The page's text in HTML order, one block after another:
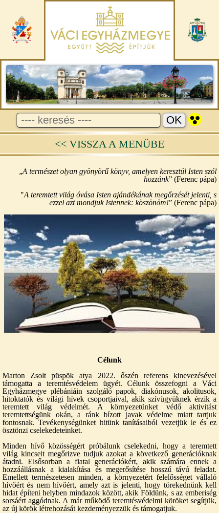
<< VISSZA A MENÜBE
„A természet olyan gyönyörű könyv, amelyen keresztül Isten szól
hozzánk” (Ferenc pápa)
"A teremtett világ óvása Isten ajándékának megőrzését jelenti, s
ezzel azt mondjuk Istennek: köszönöm!” (Ferenc pápa)
Célunk
Marton Zsolt püspök atya 2022. őszén referens kinevezésével
támogatta a teremtésvédelem ügyét. Célunk összefogni a Váci
Egyházmegye plébániáin szolgáló papok, diakónusok, akolitusok,
hitoktatók és világi hívek csoportjaival, akik szívügyüknek érzik a
teremtett világ védelmét. A környezetünket védő aktivitást
teremtettségünk okán, a ránk bízott javak védelme miatt tartjuk
fontosnak. Tevékenységünket hitünk tanításaiból vezetjük le és ez
ösztönzi cselekedeteinket.
Minden hívő közösségért próbálunk cselekedni, hogy a teremtett
világ kincseit megőrizve tudjuk azokat a következő generációknak
átadni. Elsősorban a fiatal generációkért, akik számára ennek a
hozzáállásnak a kialakítása és megerősítése hosszú távú feladat.
Emellett természetesen minden, a környezetért felelősséget vállaló
hívőért és nem hívőért, amely azt is jelenti, hogy törekednünk kell
hidat építeni helyben mindazok között, akik Földünk, s az emberiség
sorsáért aggódnak. A már működő teremtésvédelmi köröket segítjük,
az új körök létrehozását kezdeményezzük és támogatjuk.